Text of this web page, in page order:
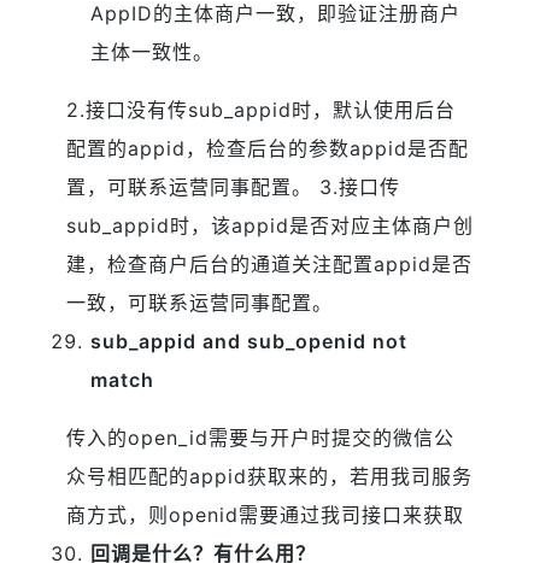
AppID的主体商户一致，即验证注册商户
主体一致性。
2.接口没有传sub_appid时，默认使用后台
配置的appid，检查后台的参数appid是否配
置，可联系运营同事配置。
3.接口传
sub_appid时，该appid是否对应主体商户创
建，检查商户后台的通道关注配置appid是否
一致，可联系运营同事配置。
sub_appid and sub_openid not
match
传入的open_id需要与开户时提交的微信公
众号相匹配的appid获取来的，若用我司服务
商方式，则openid需要通过我司接口来获取
回调是什么？有什么用？